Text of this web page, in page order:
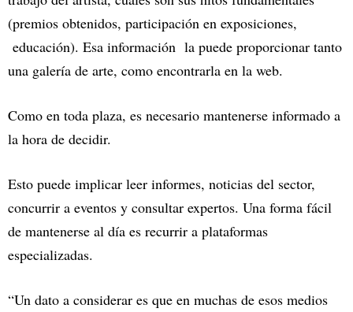
(premios obtenidos, participación en exposiciones,
educación). Esa información la puede proporcionar tanto
una galería de arte, como encontrarla en la web.
Como en toda plaza, es necesario mantenerse informado a
la hora de decidir.
Esto puede implicar leer informes, noticias del sector,
concurrir a eventos y consultar expertos. Una forma fácil
de mantenerse al día es recurrir a plataformas
especializadas.
“Un dato a considerar es que en muchas de esos medios